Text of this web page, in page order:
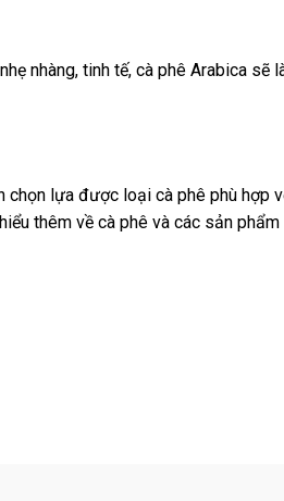
nhàng, tinh tế, cà phê Arabica sẽ
chọn lựa được loại cà phê phù hợp
thêm về cà phê và các sản